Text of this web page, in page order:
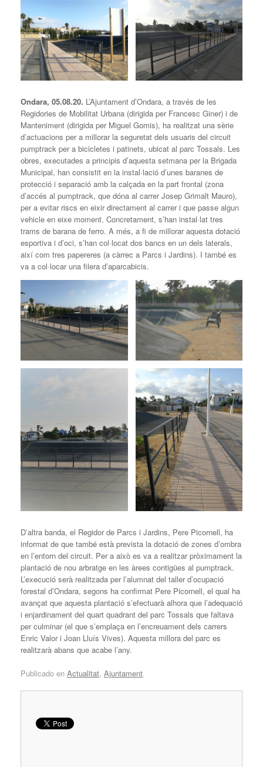
Ondara, 05.08.20. L’Ajuntament d’Ondara, a través de les
Regidories de Mobilitat Urbana (dirigida per Francesc Giner) i de
Manteniment (dirigida per Miguel Gomis), ha realitzat una sèrie
d’actuacions per a millorar la seguretat dels usuaris del circuit
pumptrack per a bicicletes i patinets, ubicat al parc Tossals. Les
obres, executades a principis d’aquesta setmana per la Brigada
Municipal, han consistit en la instal·lació d’unes baranes de
protecció i separació amb la calçada en la part frontal (zona
d’accés al pumptrack, que dóna al carrer Josep Grimalt Mauro),
per a evitar riscs en eixir directament al carrer i que passe algun
vehicle en eixe moment. Concretament, s’han instal·lat tres
trams de barana de ferro. A més, a fi de millorar aquesta dotació
esportiva i d’oci, s’han col·locat dos bancs en un dels laterals,
així com tres papereres (a càrrec a Parcs i Jardins). I també es
va a col·locar una filera d’aparcabicis.
D’altra banda, el Regidor de Parcs i Jardins, Pere Picornell, ha
informat de que també està prevista la dotació de zones d’ombra
en l’entorn del circuit. Per a això es va a realitzar pròximament la
plantació de nou arbratge en les àrees contigües al pumptrack.
L’execució serà realitzada per l’alumnat del taller d’ocupació
forestal d’Ondara, segons ha confirmat Pere Picornell, el qual ha
avançat que aquesta plantació s’efectuarà alhora que l’adequació
i enjardinament del quart quadrant del parc Tossals que faltava
per culminar (el que s’emplaça en l’encreuament dels carrers
Enric Valor i Joan Lluís Vives). Aquesta millora del parc es
realitzarà abans que acabe l’any.
Publicado en Actualitat, Ajuntament.